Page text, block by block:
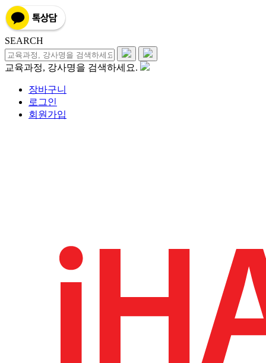
SEARCH
교육과정, 강사명을 검색하세요.
장바구니
로그인
회원가입